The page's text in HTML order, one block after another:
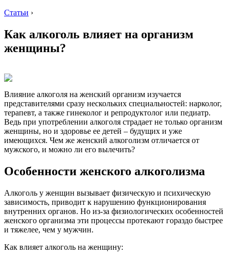
Статьи ›
Как алкоголь влияет на организм
женщины?
Влияние алкоголя на женский организм изучается
представителями сразу нескольких специальностей: нарколог,
терапевт, а также гинеколог и репродуктолог или педиатр.
Ведь при употреблении алкоголя страдает не только организм
женщины, но и здоровье ее детей – будущих и уже
имеющихся. Чем же женский алкоголизм отличается от
мужского, и можно ли его вылечить?
Особенности женского алкоголизма
Алкоголь у женщин вызывает физическую и психическую
зависимость, приводит к нарушению функционирования
внутренних органов. Но из-за физиологических особенностей
женского организма эти процессы протекают гораздо быстрее
и тяжелее, чем у мужчин.
Как влияет алкоголь на женщину: